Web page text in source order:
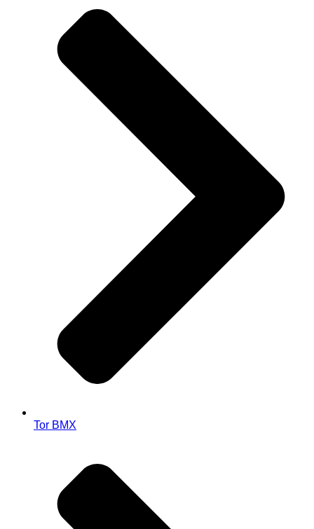
Tor BMX